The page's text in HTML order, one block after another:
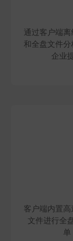
通过客户端
和全盘文件
企业
客户端内置
文件进行全